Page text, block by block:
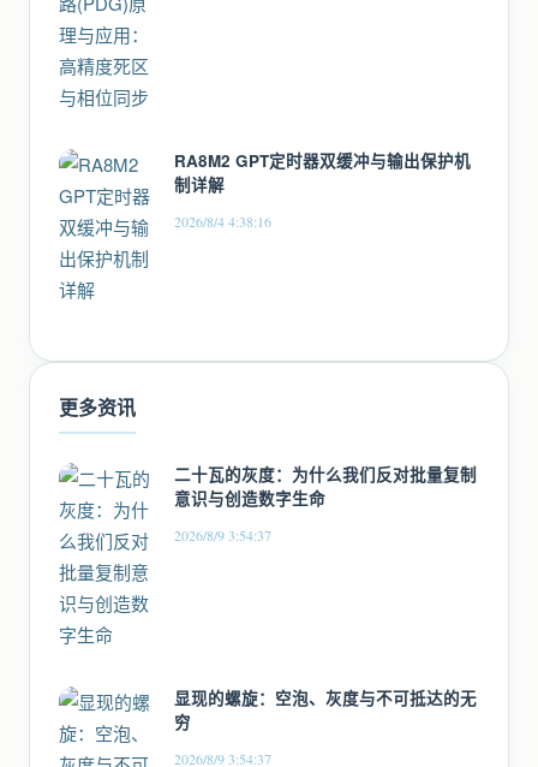
RA8M2 GPT定时器双缓冲与输出保护机
制详解
2026/8/4 4:38:16
更多资讯
二十瓦的灰度：为什么我们反对批量复制
意识与创造数字生命
2026/8/9 3:54:37
显现的螺旋：空泡、灰度与不可抵达的无
穷
2026/8/9 3:54:37